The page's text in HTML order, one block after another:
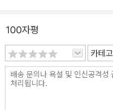
해 글로벌 차원에서 인식의 폭
터 2012년까지 건축된 11가지
별한 사례까지 총 12가지의 건
년 동안 한국 현대건축에 누적된 시
의 상상은 현실이 된다 이 책에
100자평
카테